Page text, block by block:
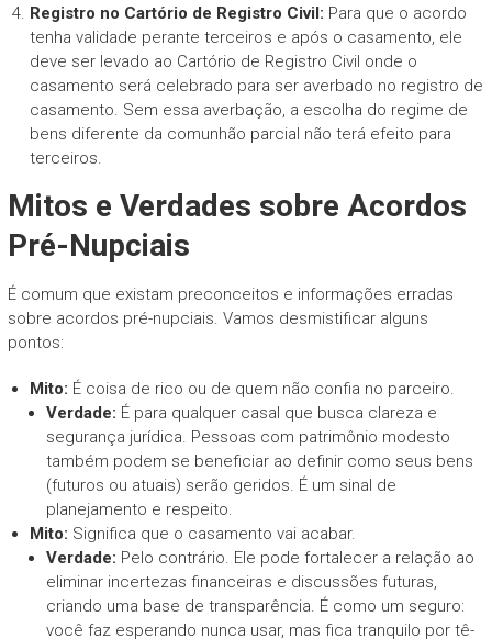
Registro no Cartório de Registro Civil: Para que o acordo
tenha validade perante terceiros e após o casamento, ele
deve ser levado ao Cartório de Registro Civil onde o
casamento será celebrado para ser averbado no registro de
casamento. Sem essa averbação, a escolha do regime de
bens diferente da comunhão parcial não terá efeito para
terceiros.
Mitos e Verdades sobre Acordos
Pré-Nupciais
É comum que existam preconceitos e informações erradas
sobre acordos pré-nupciais. Vamos desmistificar alguns
pontos:
Mito: É coisa de rico ou de quem não confia no parceiro.
Verdade: É para qualquer casal que busca clareza e
segurança jurídica. Pessoas com patrimônio modesto
também podem se beneficiar ao definir como seus bens
(futuros ou atuais) serão geridos. É um sinal de
planejamento e respeito.
Mito: Significa que o casamento vai acabar.
Verdade: Pelo contrário. Ele pode fortalecer a relação ao
eliminar incertezas financeiras e discussões futuras,
criando uma base de transparência. É como um seguro:
você faz esperando nunca usar, mas fica tranquilo por tê-